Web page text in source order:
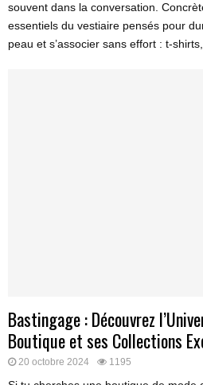
souvent dans la conversation.
essentiels du vestiaire pensés pour
peau et s’associer sans effort : t-
Bastingage : Découvrez
Boutique et ses Collections
20 octobre 2024 1195